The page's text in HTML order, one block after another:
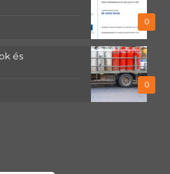
0
0
és